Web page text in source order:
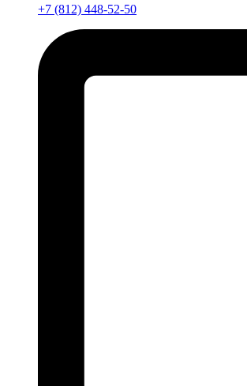
+7 (812) 448-52-50